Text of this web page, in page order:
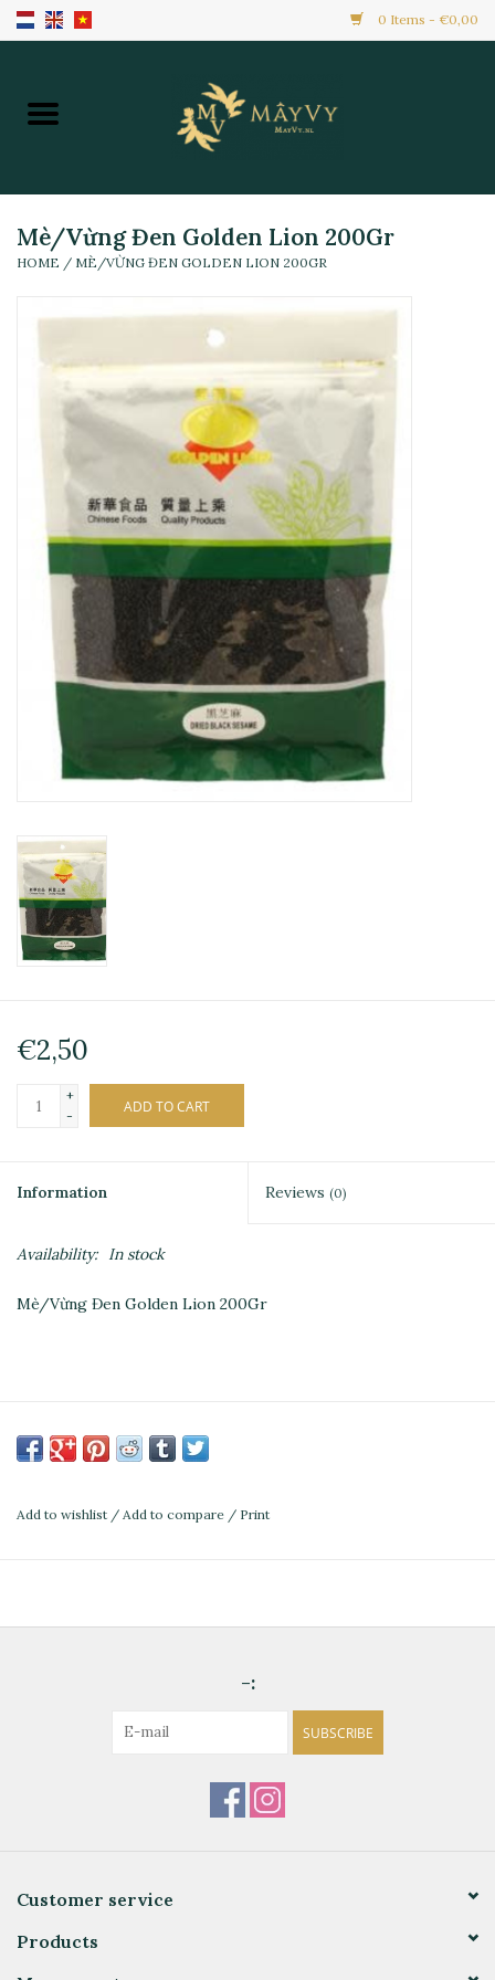
0 Items - €0,00
Home
Hàng Mới
Đồ Ăn Ngay
Mè/Vừng Đen Golden Lion 200Gr
HOME / MÈ/VỪNG ĐEN GOLDEN LION 200GR
€2,50
+
-
ADD TO CART
Information Reviews (0)
Availability: In stock
Mè/Vừng Đen Golden Lion 200Gr
Add to wishlist / Add to compare / Print
-:
SUBSCRIBE
Customer service
Products